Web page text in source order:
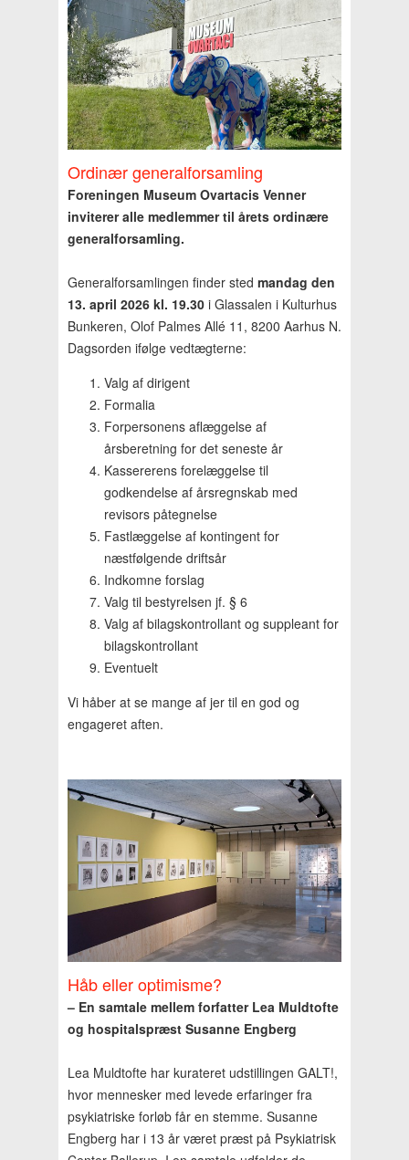
Ordinær generalforsamling
Foreningen Museum Ovartacis Venner
inviterer alle medlemmer til årets ordinære
generalforsamling.
Generalforsamlingen finder sted mandag den
13. april 2026 kl. 19.30 i Glassalen i Kulturhus
Bunkeren, Olof Palmes Allé 11, 8200 Aarhus N.
Dagsorden ifølge vedtægterne:
Valg af dirigent
Formalia
Forpersonens aflæggelse af
årsberetning for det seneste år
Kassererens forelæggelse til
godkendelse af årsregnskab med
revisors påtegnelse
Fastlæggelse af kontingent for
næstfølgende driftsår
Indkomne forslag
Valg til bestyrelsen jf. § 6
Valg af bilagskontrollant og suppleant for
bilagskontrollant
Eventuelt
Vi håber at se mange af jer til en god og
engageret aften.
Håb eller optimisme?
– En samtale mellem forfatter Lea Muldtofte
og hospitalspræst Susanne Engberg
Lea Muldtofte har kurateret udstillingen GALT!,
hvor mennesker med levede erfaringer fra
psykiatriske forløb får en stemme. Susanne
Engberg har i 13 år været præst på Psykiatrisk